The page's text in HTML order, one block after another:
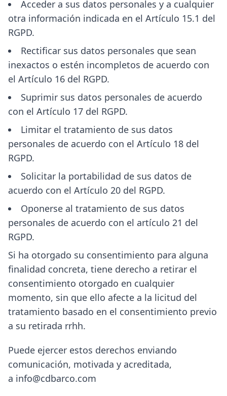
Acceder a sus datos personales y a cualquier
otra información indicada en el Artículo 15.1 del
RGPD.
Rectificar sus datos personales que sean
inexactos o estén incompletos de acuerdo con
el Artículo 16 del RGPD.
Suprimir sus datos personales de acuerdo
con el Artículo 17 del RGPD.
Limitar el tratamiento de sus datos
personales de acuerdo con el Artículo 18 del
RGPD.
Solicitar la portabilidad de sus datos de
acuerdo con el Artículo 20 del RGPD.
Oponerse al tratamiento de sus datos
personales de acuerdo con el artículo 21 del
RGPD.
Si ha otorgado su consentimiento para alguna
finalidad concreta, tiene derecho a retirar el
consentimiento otorgado en cualquier
momento, sin que ello afecte a la licitud del
tratamiento basado en el consentimiento previo
a su retirada rrhh.
Puede ejercer estos derechos enviando
comunicación, motivada y acreditada,
a info@cdbarco.com